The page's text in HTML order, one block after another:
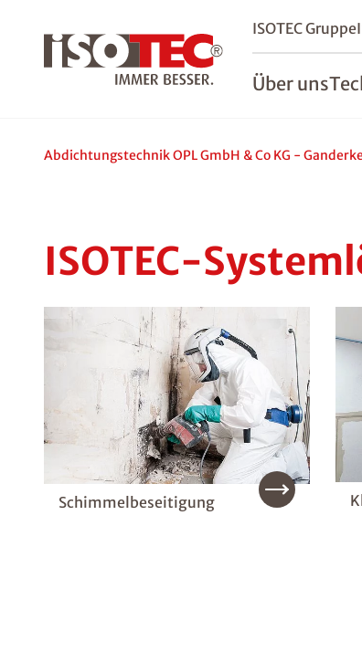
ISOTEC Gruppe
Über uns
Abdichtungstechnik OPL GmbH & Co KG -
ISOTEC-
Schimmelbeseitigung